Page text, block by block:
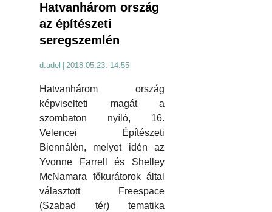
Hatvanhárom ország
az építészeti
seregszemlén
d.adel 2018.05.23. 14:55
Hatvanhárom ország
képviselteti magát a
szombaton nyíló, 16.
Velencei Építészeti
Biennálén, melyet idén az
Yvonne Farrell és Shelley
McNamara főkurátorok által
választott Freespace
(Szabad tér) tematika